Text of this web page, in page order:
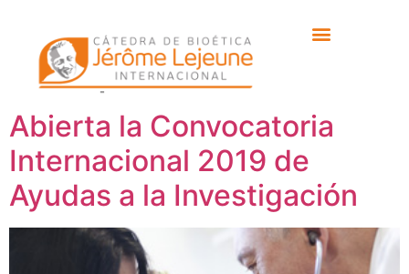
Etiqueta: Victoria
Campuzano
Abierta la Convocatoria
Internacional 2019 de
Ayudas a la Investigación